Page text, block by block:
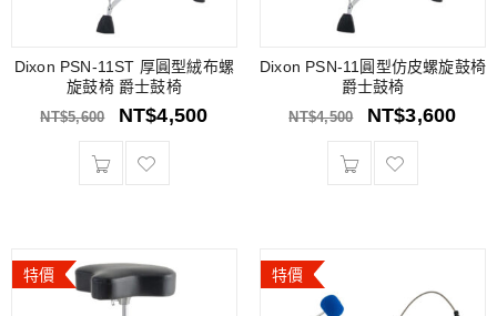
Dixon PSN-11ST 厚圓型絨布螺
旋鼓椅 爵士鼓椅
NT$5,600 NT$4,500
Dixon PSN-11圓型仿皮螺旋鼓椅
爵士鼓椅
NT$4,500 NT$3,600
特價 特價